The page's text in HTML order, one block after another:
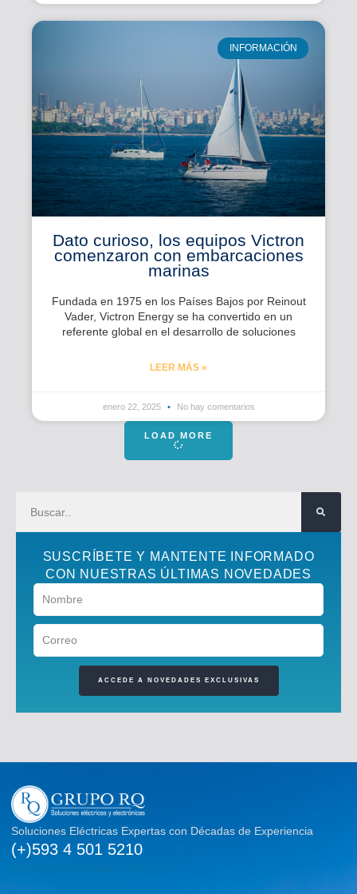
INFORMACIÓN
Dato curioso, los equipos Victron
comenzaron con embarcaciones
marinas
Fundada en 1975 en los Países Bajos por Reinout
Vader, Victron Energy se ha convertido en un
referente global en el desarrollo de soluciones
LEER MÁS »
enero 22, 2025 No hay comentarios
LOAD MORE
SUSCRÍBETE Y MANTENTE INFORMADO
CON NUESTRAS ÚLTIMAS NOVEDADES
ACCEDE A NOVEDADES EXCLUSIVAS
Soluciones Eléctricas Expertas con Décadas de Experiencia
(+)593 4 501 5210